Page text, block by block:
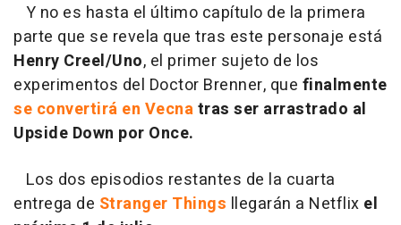
Y no es hasta el último capítulo de la primera
parte que se revela que tras este personaje está
Henry Creel/Uno, el primer sujeto de los
experimentos del Doctor Brenner, que finalmente
se convertirá en Vecnatras ser arrastrado al
Upside Down por Once.
Los dos episodios restantes de la cuarta
entrega de Stranger Things llegarán a Netflix el